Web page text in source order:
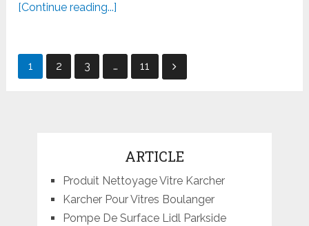
[Continue reading...]
Navigation
1 2 3 … 11
ARTICLE
Produit Nettoyage Vitre Karcher
Karcher Pour Vitres Boulanger
Pompe De Surface Lidl Parkside